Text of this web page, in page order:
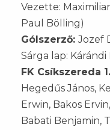
Vezette:
Paul Bölling)
Gólszerző:Jozef
Sárga lap:
FK Csíkszereda
Hegedűs János,
Erwin, Bakos
Babati Benjamin,